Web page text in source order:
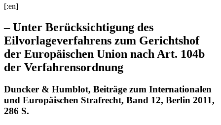
[:en]
– Unter Berücksichtigung des
Eilvorlageverfahrens zum Gerichtshof
der Europäischen Union nach Art. 104b
der Verfahrensordnung
Duncker & Humblot, Beiträge zum Internationalen
und Europäischen Strafrecht, Band 12, Berlin 2011,
286 S.